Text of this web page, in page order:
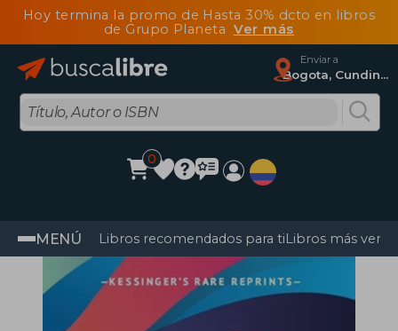
Hoy termina la promo de Hasta 30% dcto en libros
de Grupo Planeta Ver más
Enviar a
Bogota, Cundinamarca
0
MENÚ Libros recomendados para tiLibros más